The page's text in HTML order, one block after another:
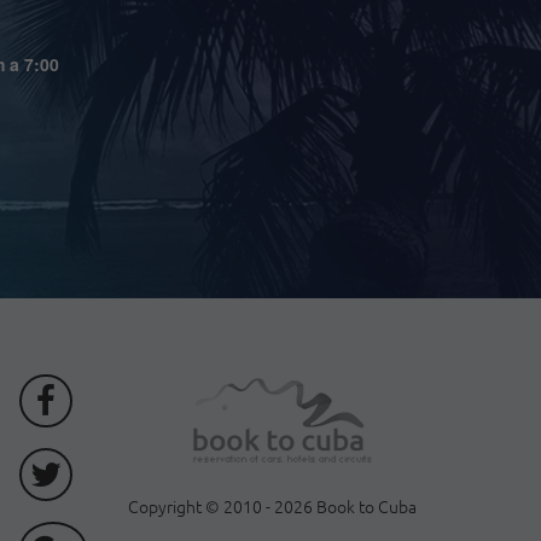
a 7:00
Copyright © 2010 - 2026 Book to Cuba